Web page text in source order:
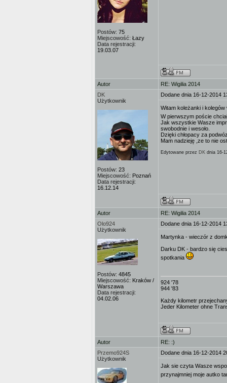
Postów: 75
Miejscowość: Łazy
Data rejestracji:
19.03.07
Autor
RE: Wigilia 2014
DK
Użytkownik
Postów: 23
Miejscowość: Poznań
Data rejestracji:
16.12.14
Dodane dnia 16-12-2014
Witam koleżanki i
W pierwszym poście
Jak wszystkie Wasze
swobodnie i wesoło.
Dzięki chłopacy za
Mam nadzieję ,ze to nie
Edytowane przez DK dnia 16-
Autor
RE: Wigilia 2014
Olo924
Użytkownik
Postów: 4845
Miejscowość: Kraków /
Warszawa
Data rejestracji:
04.02.06
Dodane dnia 16-12-2014
Martynka - wieczór z
Darku DK - bardzo się
spotkania
924 '78
944 '83
Każdy kilometr
Jeder Kilometer ohne
Autor
RE: :)
Przemo924S
Użytkownik
Dodane dnia 16-12-2014
Jak sie czyta Wasze
przynajmniej moje autko